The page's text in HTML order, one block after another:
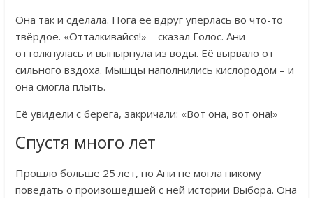
Она так и сделала. Нога её вдруг упёрлась во что-то
твёрдое. «Отталкивайся!» – сказал Голос. Ани
оттолкнулась и вынырнула из воды. Её вырвало от
сильного вздоха. Мышцы наполнились кислородом – и
она смогла плыть.
Её увидели с берега, закричали: «Вот она, вот она!»
Спустя много лет
Прошло больше 25 лет, но Ани не могла никому
поведать о произошедшей с ней истории Выбора. Она